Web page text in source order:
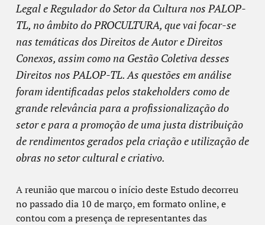
Legal e Regulador do Setor da Cultura nos PALOP-
TL, no âmbito do PROCULTURA, que vai focar-se
nas temáticas dos Direitos de Autor e Direitos
Conexos, assim como na Gestão Coletiva desses
Direitos nos PALOP-TL. As questões em análise
foram identificadas pelos stakeholders como de
grande relevância para a profissionalização do
setor e para a promoção de uma justa distribuição
de rendimentos gerados pela criação e utilização de
obras no setor cultural e criativo.
A reunião que marcou o início deste Estudo decorreu
no passado dia 10 de março, em formato online, e
contou com a presença de representantes das